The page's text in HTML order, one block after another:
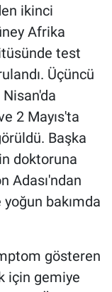
ikinci
Afrika
test
Üçüncü
2 Mayıs'ta
Başka
doktoruna
Adası'ndan
bakımda
gösteren
için gemiye